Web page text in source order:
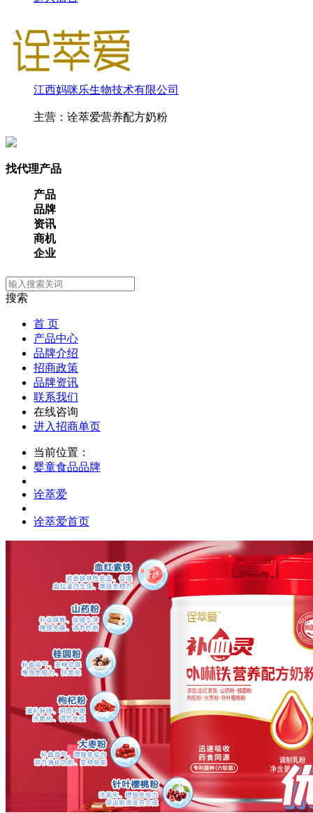
江西妈咪乐生物技术有限公司
主营：诠萃爱营养配方奶粉
找代理产品
产品
品牌
资讯
商机
企业
搜索
首 页
产品中心
品牌介绍
招商政策
品牌资讯
联系我们
在线咨询
进入招商单页
当前位置：
婴童食品品牌
诠萃爱
诠萃爱首页